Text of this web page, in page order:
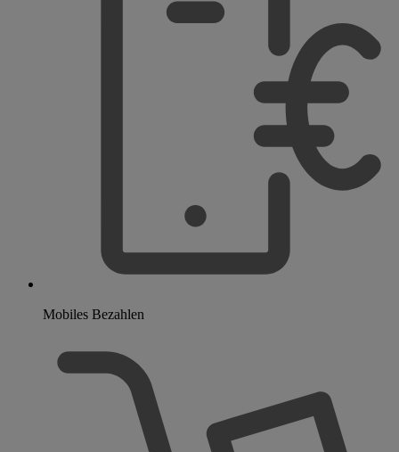
Mobiles Bezahlen